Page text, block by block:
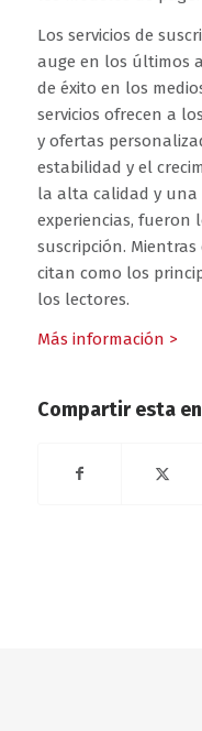
Los servicios de
auge en los últimos
de éxito en los
servicios ofrecen a
y ofertas
estabilidad y el
la alta calidad y
experiencias, fueron
suscripción.
citan como los
los lectores.
Más información >
Compartir esta